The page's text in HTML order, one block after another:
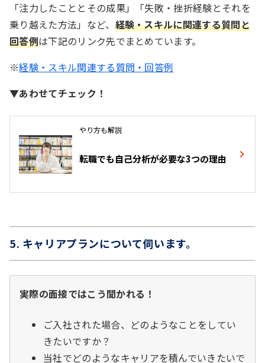
「注力したこととその成果」「失敗・挫折経験とそれを
乗り越えた方法」など、 経験・スキルに関連する質問と
回答例は下記のリンク先でまとめています。
※経験・スキル関連する質問・回答例
▼あわせてチェック！
やり方も解説
転職でも自己分析が必要な3つの理由
5. キャリアプランについて伺います。
実際の面接ではこう聞かれる！
ご入社された場合、どのようなことをしてい
きたいですか？
当社でどのようなキャリアを積んでいきたいで